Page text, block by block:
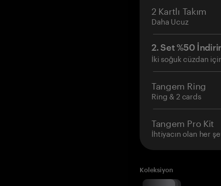
2 Kartlı Takım
Daha Ucuz
2. Set %50
İki soğuk cüzdan
Tangem Ring
Ring & 2 cards
Tangem Pro Kit
İhtiyacın olan her
Koleksiyon